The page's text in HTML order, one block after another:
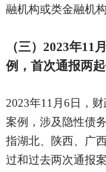
融机构或类金融机构
（三） 2023年11
例，首次通报两
2023年11月6日，
案例，涉及隐性债
指湖北、陕西、广
过和过去两次通报